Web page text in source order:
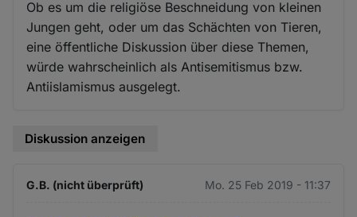
Ob es um die religiöse Beschneidung von kleinen
Jungen geht, oder um das Schächten von Tieren,
eine öffentliche Diskussion über diese Themen,
würde wahrscheinlich als Antisemitismus bzw.
Antiislamismus ausgelegt.
Diskussion anzeigen
G.B. (nicht überprüft) Mo. 25 Feb 2019 - 11:37